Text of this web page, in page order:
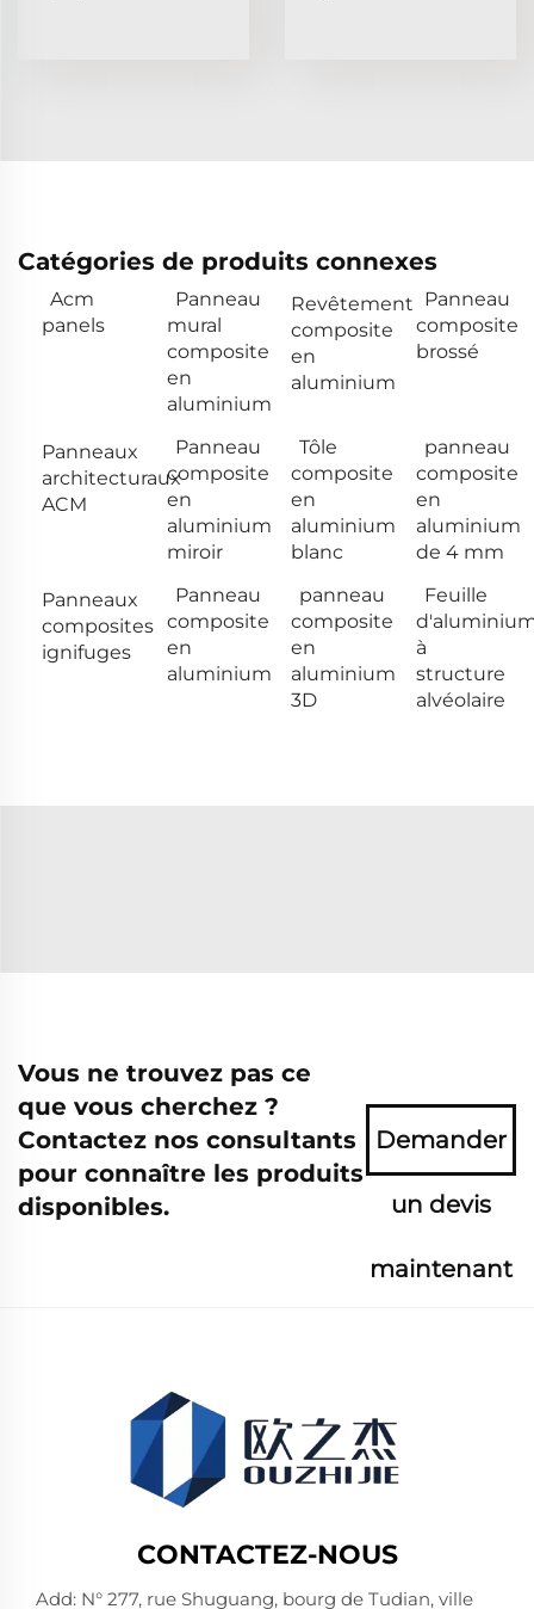
Catégories de produits connexes
Acm
panels
Panneau
mural
composite
en
aluminium
Revêtement
composite
en
aluminium
Panneau
composite
brossé
Panneaux
architecturaux
ACM
Panneau
composite
en
aluminium
miroir
Tôle
composite
en
aluminium
blanc
panneau
composite
en
aluminium
de 4 mm
Panneaux
composites
ignifuges
Panneau
composite
en
aluminium
panneau
composite
en
aluminium
3D
Feuille
à
structure
alvéolaire
Vous ne trouvez pas ce
que vous cherchez ?
Contactez nos consultants
pour connaître les produits
disponibles.
Demander
un devis
maintenant
CONTACTEZ-NOUS
Add: N° 277, rue Shuguang, bourg de Tudian, ville